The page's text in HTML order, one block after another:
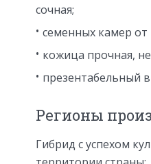
сочная;
семенных камер от
кожица прочная,
презентабельный
Регионы
Гибрид с успехом